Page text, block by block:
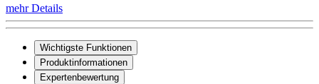
mehr Details
Wichtigste Funktionen
Produktinformationen
Expertenbewertung